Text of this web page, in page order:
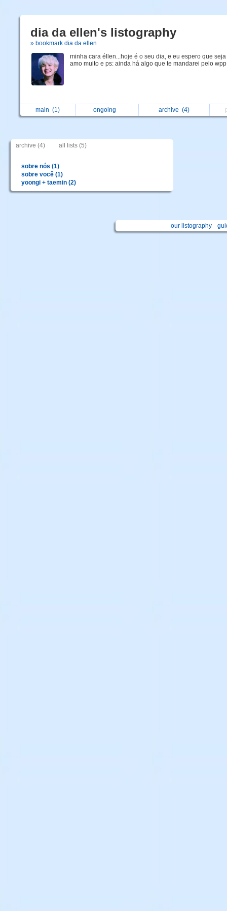
dia da ellen's listography
» bookmark dia da ellen
minha cara éllen...hoje é o seu dia, e eu espero que seja
amo muito e ps: ainda há algo que te mandarei pelo
main(1) ongoing archive (4)
archive (4) all lists (5)
sobre nós (1)
sobre você (1)
yoongi + taemin (2)
our listography